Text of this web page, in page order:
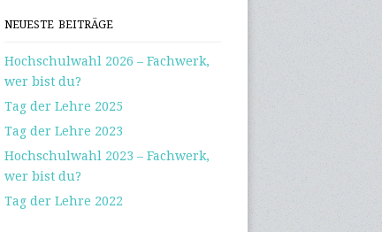
NEUESTE BEITRÄGE
Hochschulwahl 2026 – Fachwerk,
wer bist du?
Tag der Lehre 2025
Tag der Lehre 2023
Hochschulwahl 2023 – Fachwerk,
wer bist du?
Tag der Lehre 2022